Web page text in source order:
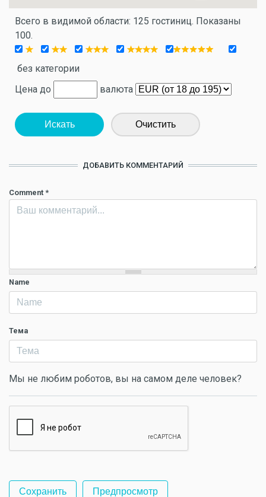
Всего в видимой области: 125 гостиниц. Показаны
100.
без категории
Цена до
валюта
Искать Очистить
ДОБАВИТЬ КОММЕНТАРИЙ
Comment *
Name
Тема
Мы не любим роботов, вы на самом деле человек?